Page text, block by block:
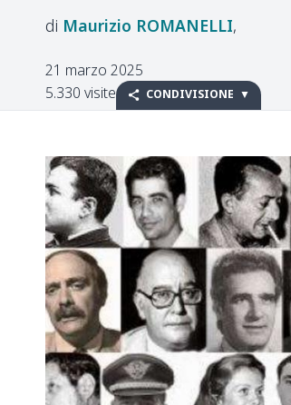
Maurizio ROMANELLI
21 marzo 2025
5.330 visite
CONDIVISIONE